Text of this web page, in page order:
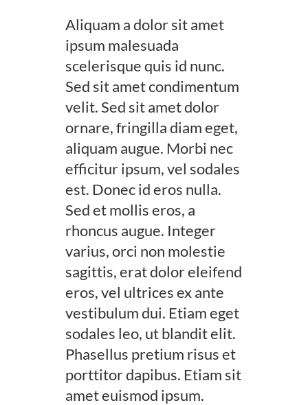
Aliquam a dolor sit amet
ipsum malesuada
scelerisque quis id nunc.
Sed sit amet condimentum
velit. Sed sit amet dolor
ornare, fringilla diam eget,
aliquam augue. Morbi nec
efficitur ipsum, vel sodales
est. Donec id eros nulla.
Sed et mollis eros, a
rhoncus augue. Integer
varius, orci non molestie
sagittis, erat dolor eleifend
eros, vel ultrices ex ante
vestibulum dui. Etiam eget
sodales leo, ut blandit elit.
Phasellus pretium risus et
porttitor dapibus. Etiam sit
amet euismod ipsum.